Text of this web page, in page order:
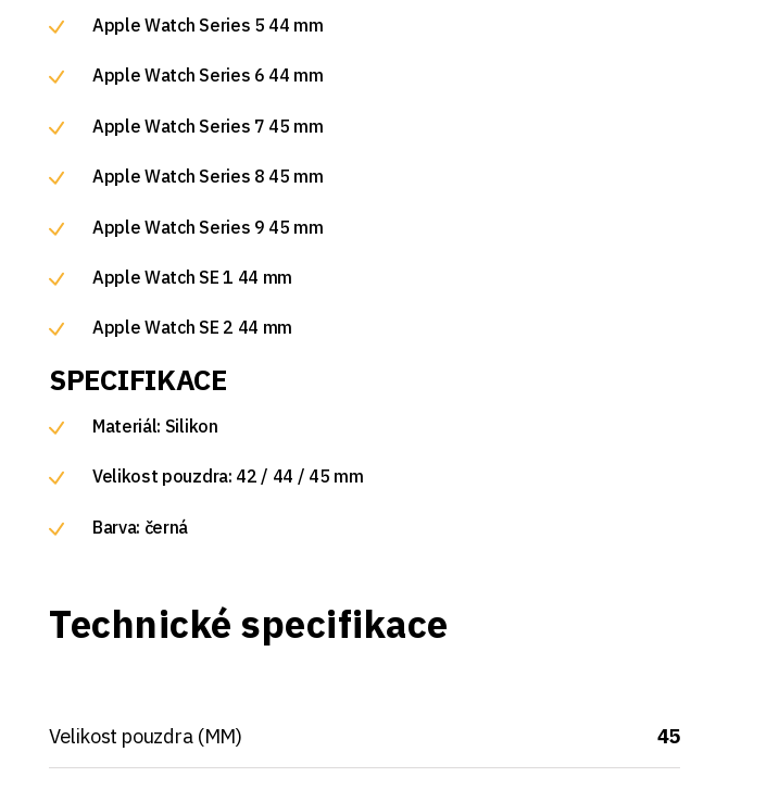
Apple Watch Series 5 44 mm
Apple Watch Series 6 44 mm
Apple Watch Series 7 45 mm
Apple Watch Series 8 45 mm
Apple Watch Series 9 45 mm
Apple Watch SE 1 44 mm
Apple Watch SE 2 44 mm
SPECIFIKACE
Materiál: Silikon
Velikost pouzdra: 42 / 44 / 45 mm
Barva: černá
Technické specifikace
Velikost pouzdra (MM) 45